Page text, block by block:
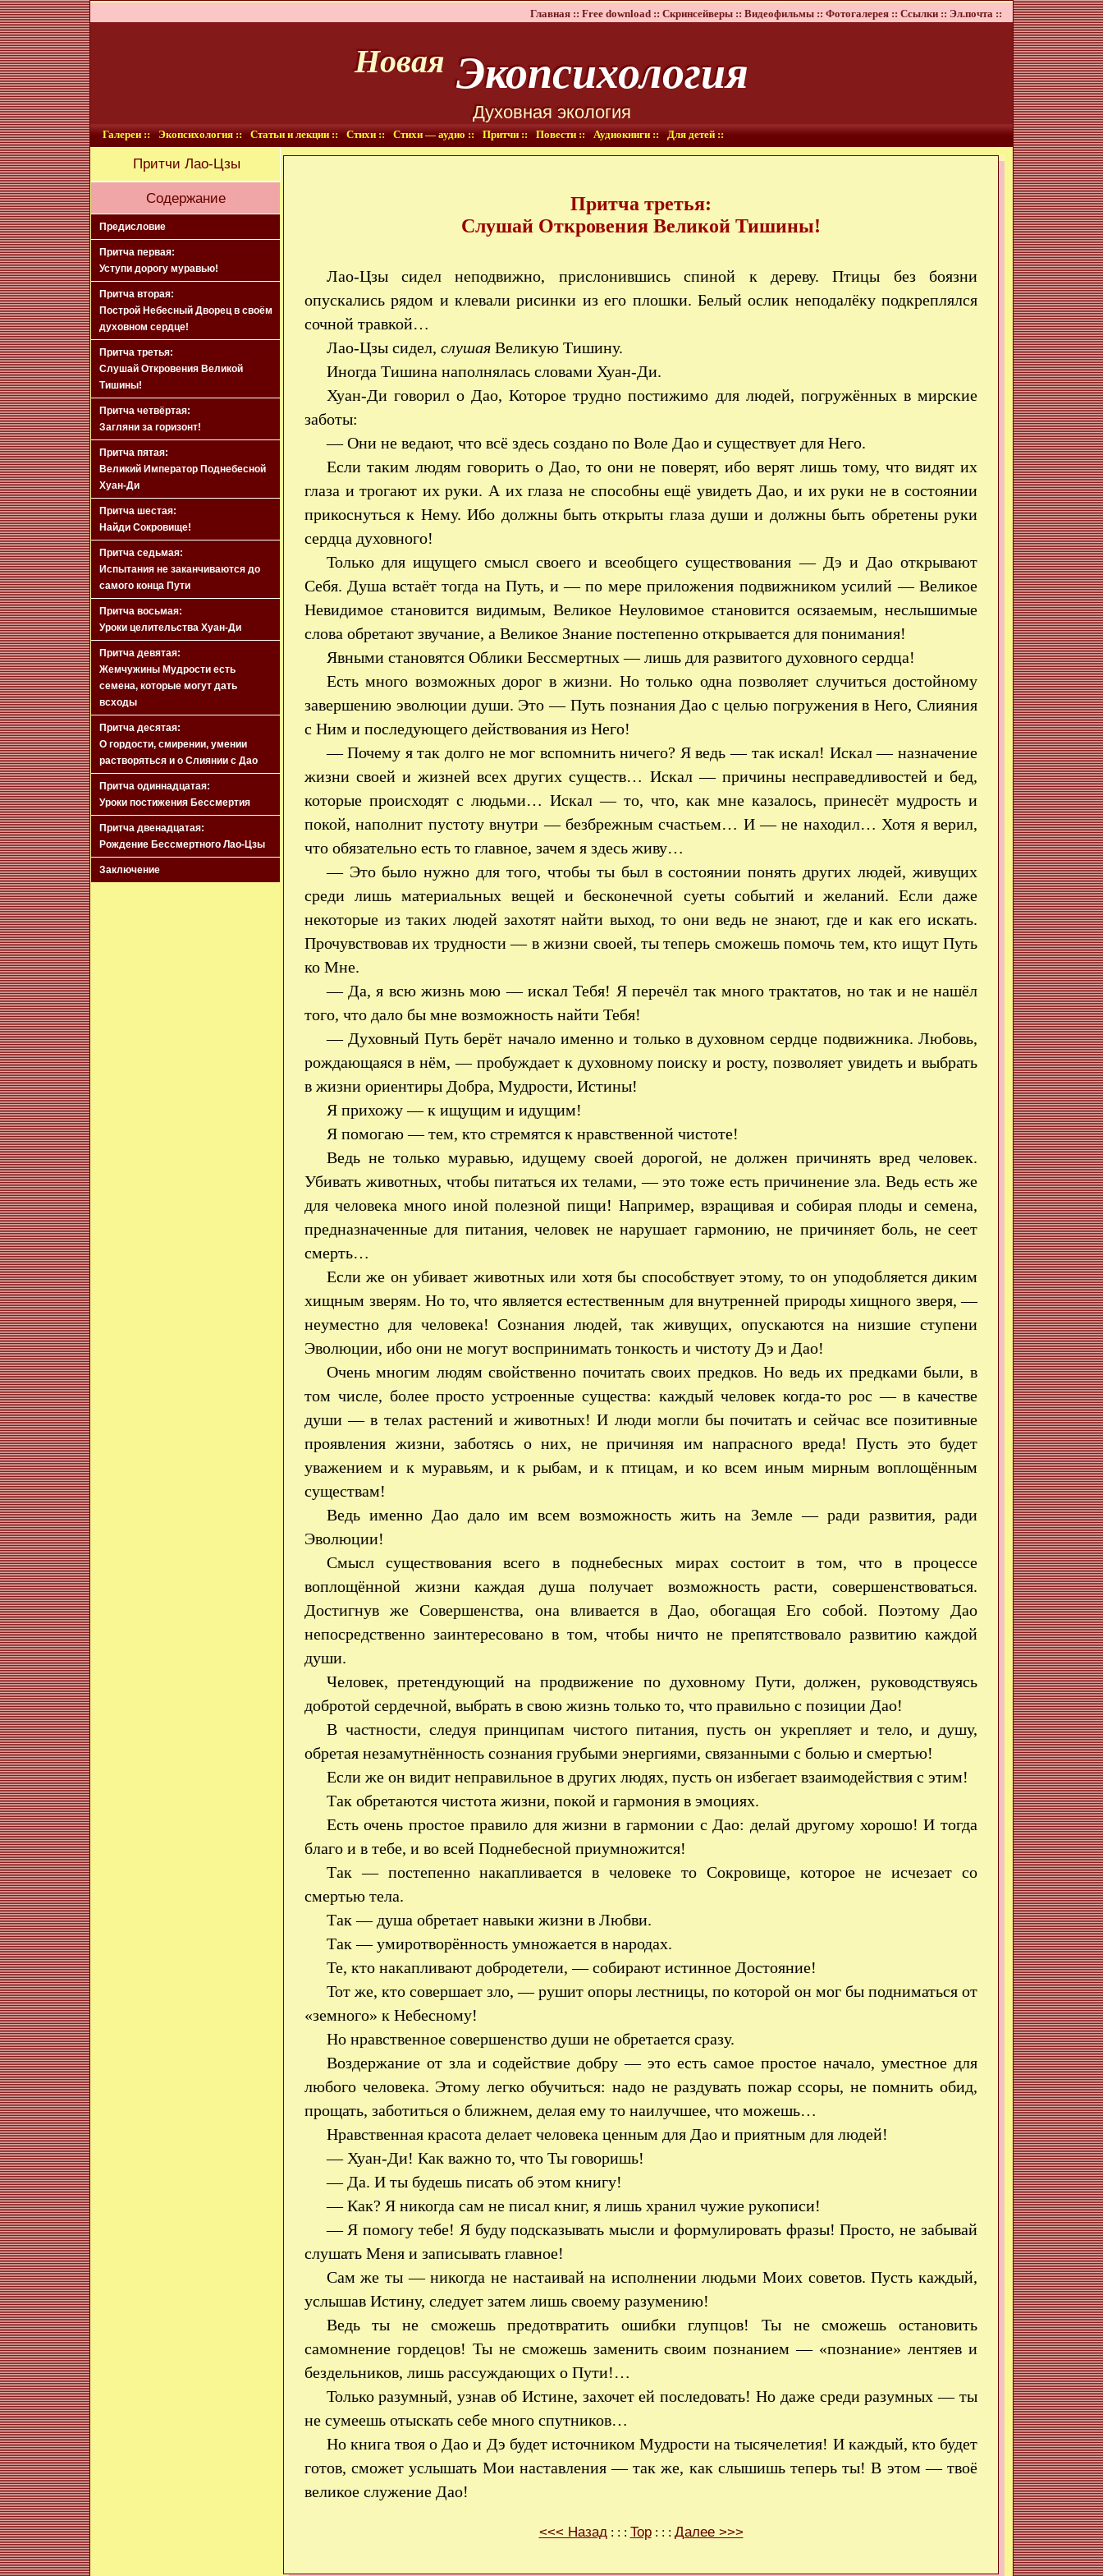
Главная :: Free download :: Скринсейверы :: Видеофильмы :: Фотогалерея :: Ссылки :: Эл.почта ::
Новая Экопсихология
Духовная экология
Галереи :: Экопсихология :: Статьи и лекции :: Стихи :: Стихи — аудио :: Притчи :: Повести :: Аудиокниги :: Для детей ::
Притчи Лао-Цзы
Содержание
Предисловие
Притча первая:
Уступи дорогу муравью!
Притча вторая:
Построй Небесный Дворец в своём
духовном сердце!
Притча третья:
Слушай Откровения Великой
Тишины!
Притча четвёртая:
Загляни за горизонт!
Притча пятая:
Великий Император Поднебесной
Хуан-Ди
Притча шестая:
Найди Сокровище!
Притча седьмая:
Испытания не заканчиваются до
самого конца Пути
Притча восьмая:
Уроки целительства Хуан-Ди
Притча девятая:
Жемчужины Мудрости есть
семена, которые могут дать
всходы
Притча десятая:
О гордости, смирении, умении
растворяться и о Слиянии с Дао
Притча одиннадцатая:
Уроки постижения Бессмертия
Притча двенадцатая:
Рождение Бессмертного Лао-Цзы
Заключение
Притча третья:
Слушай Откровения Великой Тишины!
Лао-Цзы сидел неподвижно, прислонившись спиной к дереву. Птицы без боязни
опускались рядом и клевали рисинки из его плошки. Белый ослик неподалёку подкреплялся
сочной травкой…
Лао-Цзы сидел, слушаяВеликую Тишину.
Иногда Тишина наполнялась словами Хуан-Ди.
Хуан-Ди говорил о Дао, Которое трудно постижимо для людей, погружённых в мирские
заботы:
— Они не ведают, что всё здесь создано по Воле Дао и существует для Него.
Если таким людям говорить о Дао, то они не поверят, ибо верят лишь тому, что видят их
глаза и трогают их руки. А их глаза не способны ещё увидеть Дао, и их руки не в состоянии
прикоснуться к Нему. Ибо должны быть открыты глаза души и должны быть обретены руки
сердца духовного!
Только для ищущего смысл своего и всеобщего существования — Дэ и Дао открывают
Себя. Душа встаёт тогда на Путь, и — по мере приложения подвижником усилий — Великое
Невидимое становится видимым, Великое Неуловимое становится осязаемым, неслышимые
слова обретают звучание, а Великое Знание постепенно открывается для понимания!
Явными становятся Облики Бессмертных — лишь для развитого духовного сердца!
Есть много возможных дорог в жизни. Но только одна позволяет случиться достойному
завершению эволюции души. Это — Путь познания Дао с целью погружения в Него, Слияния
с Ним и последующего действования из Него!
— Почему я так долго не мог вспомнить ничего? Я ведь — так искал! Искал — назначение
жизни своей и жизней всех других существ… Искал — причины несправедливостей и бед,
которые происходят с людьми… Искал — то, что, как мне казалось, принесёт мудрость и
покой, наполнит пустоту внутри — безбрежным счастьем… И — не находил… Хотя я верил,
что обязательно есть то главное, зачем я здесь живу…
— Это было нужно для того, чтобы ты был в состоянии понять других людей, живущих
среди лишь материальных вещей и бесконечной суеты событий и желаний. Если даже
некоторые из таких людей захотят найти выход, то они ведь не знают, где и как его искать.
Прочувствовав их трудности — в жизни своей, ты теперь сможешь помочь тем, кто ищут Путь
ко Мне.
— Да, я всю жизнь мою — искал Тебя! Я перечёл так много трактатов, но так и не нашёл
того, что дало бы мне возможность найти Тебя!
— Духовный Путь берёт начало именно и только в духовном сердце подвижника. Любовь,
рождающаяся в нём, — пробуждает к духовному поиску и росту, позволяет увидеть и выбрать
в жизни ориентиры Добра, Мудрости, Истины!
Я прихожу — к ищущим и идущим!
Я помогаю — тем, кто стремятся к нравственной чистоте!
Ведь не только муравью, идущему своей дорогой, не должен причинять вред человек.
Убивать животных, чтобы питаться их телами, — это тоже есть причинение зла. Ведь есть же
для человека много иной полезной пищи! Например, взращивая и собирая плоды и семена,
предназначенные для питания, человек не нарушает гармонию, не причиняет боль, не сеет
смерть…
Если же он убивает животных или хотя бы способствует этому, то он уподобляется диким
хищным зверям. Но то, что является естественным для внутренней природы хищного зверя, —
неуместно для человека! Сознания людей, так живущих, опускаются на низшие ступени
Эволюции, ибо они не могут воспринимать тонкость и чистоту Дэ и Дао!
Очень многим людям свойственно почитать своих предков. Но ведь их предками были, в
том числе, более просто устроенные существа: каждый человек когда-то рос — в качестве
души — в телах растений и животных! И люди могли бы почитать и сейчас все позитивные
проявления жизни, заботясь о них, не причиняя им напрасного вреда! Пусть это будет
уважением и к муравьям, и к рыбам, и к птицам, и ко всем иным мирным воплощённым
существам!
Ведь именно Дао дало им всем возможность жить на Земле — ради развития, ради
Эволюции!
Смысл существования всего в поднебесных мирах состоит в том, что в процессе
воплощённой жизни каждая душа получает возможность расти, совершенствоваться.
Достигнув же Совершенства, она вливается в Дао, обогащая Его собой. Поэтому Дао
непосредственно заинтересовано в том, чтобы ничто не препятствовало развитию каждой
души.
Человек, претендующий на продвижение по духовному Пути, должен, руководствуясь
добротой сердечной, выбрать в свою жизнь только то, что правильно с позиции Дао!
В частности, следуя принципам чистого питания, пусть он укрепляет и тело, и душу,
обретая незамутнённость сознания грубыми энергиями, связанными с болью и смертью!
Если же он видит неправильное в других людях, пусть он избегает взаимодействия с этим!
Так обретаются чистота жизни, покой и гармония в эмоциях.
Есть очень простое правило для жизни в гармонии с Дао: делай другому хорошо! И тогда
благо и в тебе, и во всей Поднебесной приумножится!
Так — постепенно накапливается в человеке то Сокровище, которое не исчезает со
смертью тела.
Так — душа обретает навыки жизни в Любви.
Так — умиротворённость умножается в народах.
Те, кто накапливают добродетели, — собирают истинное Достояние!
Тот же, кто совершает зло, — рушит опоры лестницы, по которой он мог бы подниматься от
«земного» к Небесному!
Но нравственное совершенство души не обретается сразу.
Воздержание от зла и содействие добру — это есть самое простое начало, уместное для
любого человека. Этому легко обучиться: надо не раздувать пожар ссоры, не помнить обид,
прощать, заботиться о ближнем, делая ему то наилучшее, что можешь…
Нравственная красота делает человека ценным для Дао и приятным для людей!
— Хуан-Ди! Как важно то, что Ты говоришь!
— Да. И ты будешь писать об этом книгу!
— Как? Я никогда сам не писал книг, я лишь хранил чужие рукописи!
— Я помогу тебе! Я буду подсказывать мысли и формулировать фразы! Просто, не забывай
слушать Меня и записывать главное!
Сам же ты — никогда не настаивай на исполнении людьми Моих советов. Пусть каждый,
услышав Истину, следует затем лишь своему разумению!
Ведь ты не сможешь предотвратить ошибки глупцов! Ты не сможешь остановить
самомнение гордецов! Ты не сможешь заменить своим познанием — «познание» лентяев и
бездельников, лишь рассуждающих о Пути!…
Только разумный, узнав об Истине, захочет ей последовать! Но даже среди разумных — ты
не сумеешь отыскать себе много спутников…
Но книга твоя о Дао и Дэ будет источником Мудрости на тысячелетия! И каждый, кто будет
готов, сможет услышать Мои наставления — так же, как слышишь теперь ты! В этом — твоё
великое служение Дао!
<<< Назад : : : Top: : : Далее >>>